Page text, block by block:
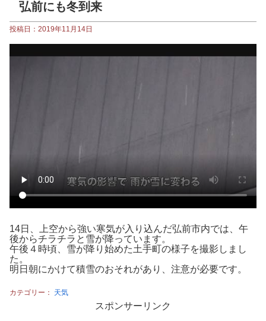
弘前にも冬到来
投稿日：2019年11月14日
14日、上空から強い寒気が入り込んだ弘前市内では、午
後からチラチラと雪が降っています。
午後４時頃、雪が降り始めた土手町の様子を撮影しまし
た。
明日朝にかけて積雪のおそれがあり、注意が必要です。
カテゴリー： 天気
スポンサーリンク